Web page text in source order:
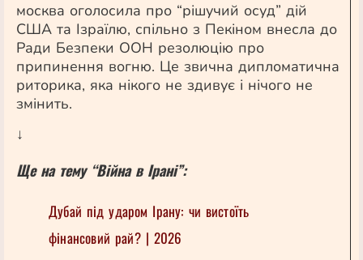
москва оголосила про “рішучий осуд” дій
США та Ізраїлю, спільно з Пекіном внесла до
Ради Безпеки ООН резолюцію про
припинення вогню. Це звична дипломатична
риторика, яка нікого не здивує і нічого не
змінить.
↓
Ще на тему “Війна в Ірані”:
Дубай під ударом Ірану: чи вистоїть
фінансовий рай? | 2026